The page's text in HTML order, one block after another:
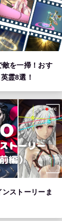
敵を一掃！おす
霊8選！
ンストーリーま